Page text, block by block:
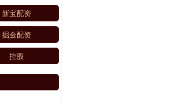
新宝配资
掘金配资
控股